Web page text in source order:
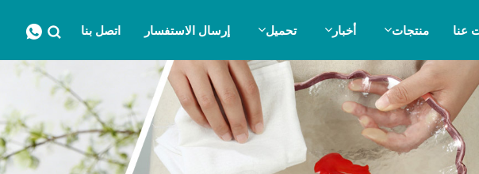
عنا منتجات أخبار تحميل إرسال الاستفسار اتصل بنا